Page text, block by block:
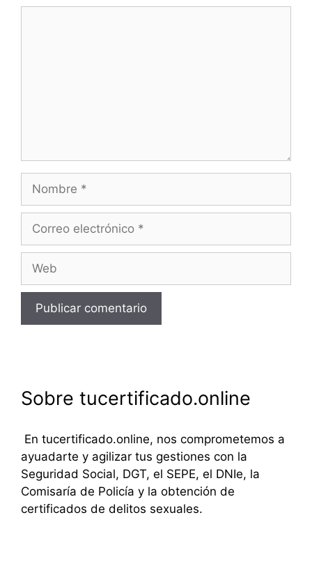
electrónico
Sobre tucertificado.online
En tucertificado.online, nos comprometemos a
ayuadarte y agilizar tus gestiones con la
Seguridad Social, DGT, el SEPE, el DNIe, la
Comisaría de Policía y la obtención de
certificados de delitos sexuales.